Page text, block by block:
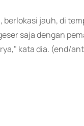
berlokasi jauh, di
saja dengan
kata dia. (end/